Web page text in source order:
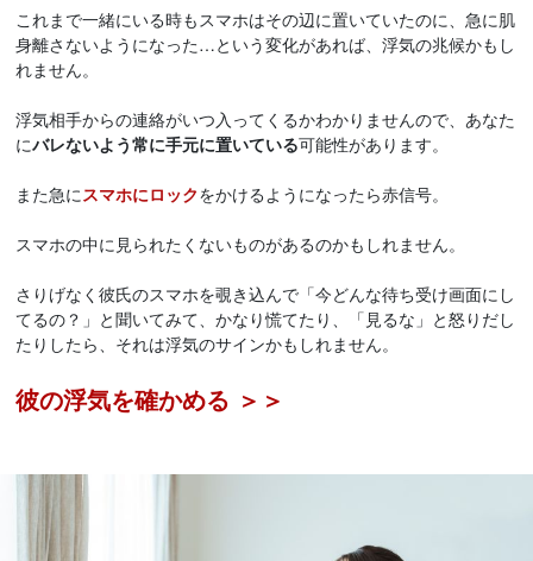
これまで一緒にいる時もスマホはその辺に置いていたのに、急に肌
身離さないようになった…という変化があれば、浮気の兆候かもし
れません。
浮気相手からの連絡がいつ入ってくるかわかりませんので、あなた
にバレないよう常に手元に置いている可能性があります。
また急に スマホにロックをかけるようになったら赤信号。
スマホの中に見られたくないものがあるのかもしれません。
さりげなく彼氏のスマホを覗き込んで「今どんな待ち受け画面にし
てるの？」と聞いてみて、かなり慌てたり、「見るな」と怒りだし
たりしたら、それは浮気のサインかもしれません。
彼の浮気を確かめる ＞＞